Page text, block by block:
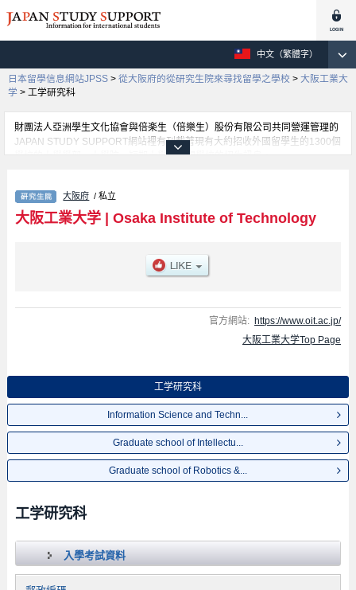
中文（繁體字）
日本留學信息網站JPSS > 從大阪府的從研究生院來尋找留學之學校 > 大阪工業大
学 > 工学研究科
財團法人亞洲學生文化協會與倍楽生（倍樂生）股份有限公司共同營運管理的
JAPAN STUDY SUPPORT網站裡有刊載著現有大約招收外國留學生的1300個
學校的大學學部、大學院、短期大學、專門學校的招生訊息。
Graduate school of Robotics & Design等各別研究科的不同訊息，以及招收名
額、合格人數等考試資訊、設施介紹、聯絡方式等對外國留學生是必要之訊息
都刊載於此，請務必查閱及利用此網站。
大阪府 / 私立
大阪工業大学| Osaka Institute of Technology
官方網站: https://www.oit.ac.jp/
大阪工業大学Top Page
工学研究科
Information Science and Techn...
Graduate school of Intellectu...
Graduate school of Robotics &...
工学研究科
入學考試資料